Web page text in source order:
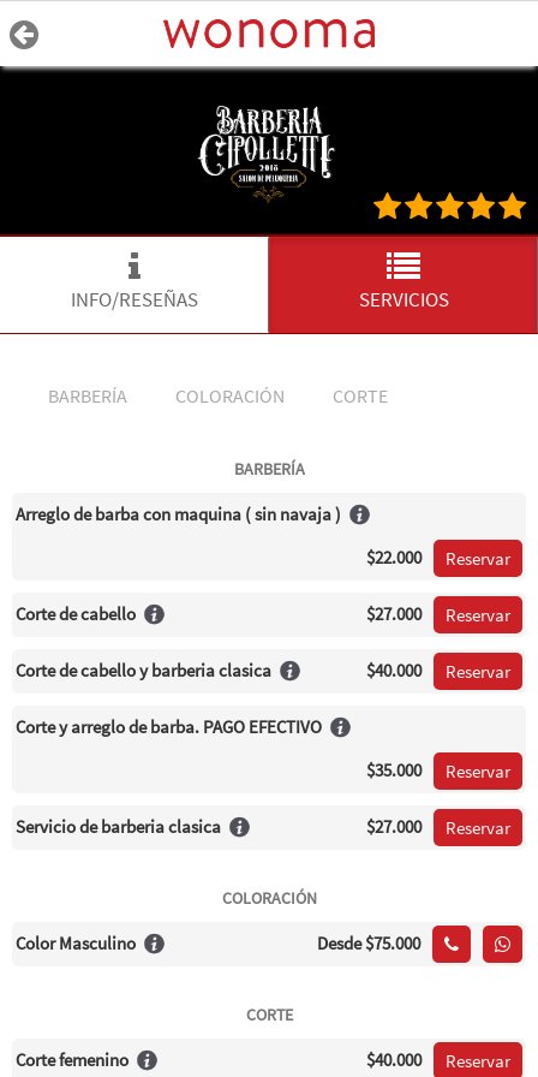
INFO/RESEÑAS SERVICIOS
BARBERÍA COLORACIÓN CORTE
BARBERÍA
Arreglo de barba con maquina ( sin navaja )
$22.000
Reservar
Corte de cabello $27.000 Reservar
Corte de cabello y barberia clasica $40.000 Reservar
Corte y arreglo de barba. PAGO EFECTIVO
$35.000
Reservar
Servicio de barberia clasica $27.000 Reservar
COLORACIÓN
Color Masculino Desde$75.000
CORTE
Corte femenino $40.000 Reservar